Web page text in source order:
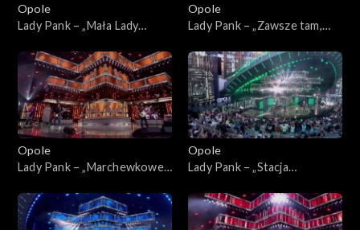
Opole
Lady Pank – „Mała Lady
45-lecia zespołu Lady Pank
Opole
Lady Pank – „Zawsze tam,
Jubileusz 45-lecia zespołu
Lady Pank
Opole
Lady Pank – „Marchewkowe
lecia zespołu Lady Pank
Opole
Lady Pank – „Stacja
Jubileusz 45-lecia zespołu
Lady Pank